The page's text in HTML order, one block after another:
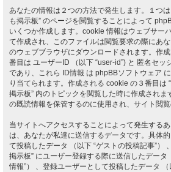
あなたの情報は２つの方法で発生します。１つ
も掲示板” のページを閲覧することによって
いくつか作成します。cookie 情報はウェブサー
て作成され、このファイルは閲覧要求の際にあ
のウェブブラウザにダウンロードされます。作
番目は ユーザーID （以下 “user-id”) と 匿名セッ
であり、これら ID情報 は phpBBソフトウェア
り当てられます。作成される cookie の３番目は
掲示板” 内のトピックを閲覧した時に作成されま
の既読情報を保管するのに使用され、サイト閲覧
当サイトへアクセスすることによって発生する
は、あなたが私達に送信するデータです。具体
て投稿したデータ （以下 “ゲストの投稿記事”）
掲示板” にユーザー登録する際に送信したデータ
情報”） 、登録ユーザーとして投稿したデータ